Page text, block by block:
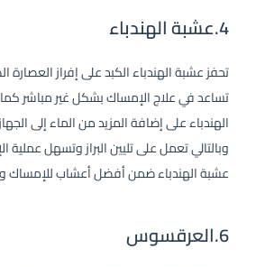
4.عشبة الهندباء
تحفز عشبة الهندباء الكبد على إفراز العصارة
تساعد في علاج الإمساك بشكل غير مباشر
الهندباء على إضافة المزيد من الماء إلى
وبالتالي تعمل على تليين البراز وتسهل عملية
عشبة الهندباء ضمن أفضل أعشاب للإمساك
6.العرقسوس